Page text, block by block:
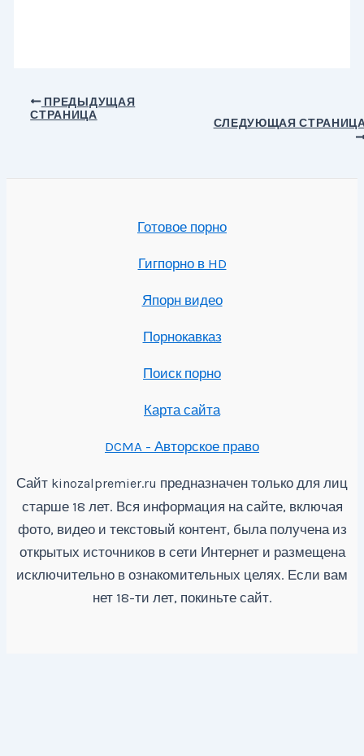
Навигация
ПРЕДЫДУЩАЯ
СТРАНИЦА
СЛЕДУЮЩАЯ
Готовое порно
Гигпорно в HD
Япорн видео
Порнокавказ
Поиск порно
Карта сайта
DCMA - Авторское право
Сайт kinozalpremier.ru предназначен только для лиц
старше 18 лет. Вся информация на сайте, включая
фото, видео и текстовый контент, была получена из
открытых источников в сети Интернет и размещена
исключительно в ознакомительных целях. Если вам
нет 18-ти лет, покиньте сайт.